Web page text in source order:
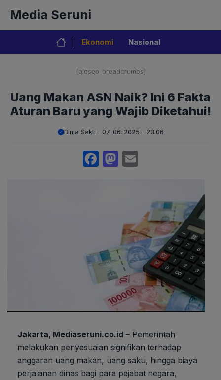
isi
Media Seruni
Ekonomi Nasional
[aioseo_breadcrumbs]
Uang Makan ASN Naik? Ini 6 Fakta
Aturan Baru yang Wajib Diketahui!
Bima Sakti 07-06-2025 - 23.06
Facebook
Mastodon
Jakarta, Mediaseruni.co.id – Pemerintah
melakukan penyesuaian signifikan terhadap
anggaran uang makan, uang saku, hingga biaya
perjalanan dinas bagi para pejabat negara,